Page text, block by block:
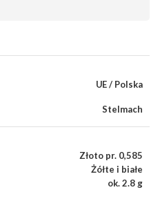
UE / Polska
Stelmach
Złoto pr. 0,585
Żółte i białe
ok. 2.8 g